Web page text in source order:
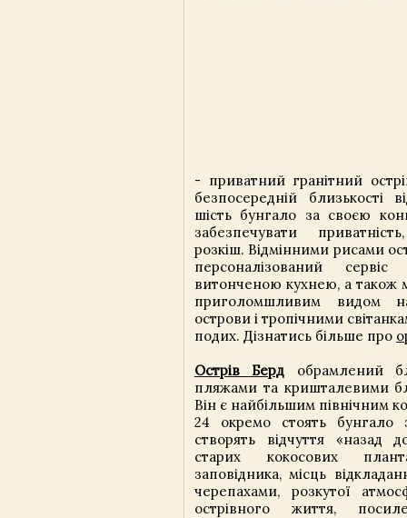
- приватний гранітний
безпосередній
шість бунгало за своєю
забезпечувати
розкіш. Відмінними рисами
персоналізований
витонченою кухнею, а також
приголомшливим видом
острови і тропічними
подих. Дізнатись більше про
Острів Берд обрамлений
пляжами та кришталевими
Він є найбільшим північним
24 окремо стоять
створять відчуття «назад
старих кокосових
заповідника, місць
черепахами, розкутої
острівного життя,